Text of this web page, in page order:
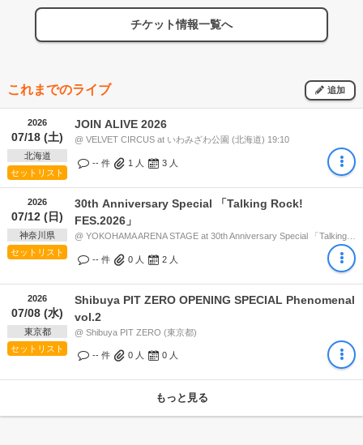
チケット情報一覧へ
これまでのライブ 追加
2026
07/18 (土)
北海道
セットリスト
JOIN ALIVE 2026
@ VELVET CIRCUS at いわみざわ公園 (北海道) 19:10
-- 件 1 人 3 人
2026
07/12 (日)
神奈川県
セットリスト
30th Anniversary Special 「Talking Rock!
FES.2026」
-- 件 0 人 2 人
2026
07/08 (水)
東京都
セットリスト
Shibuya PIT ZERO OPENING SPECIAL Phenomenal
vol.2
@ Shibuya PIT ZERO (東京都)
-- 件 0 人 0 人
もっと見る